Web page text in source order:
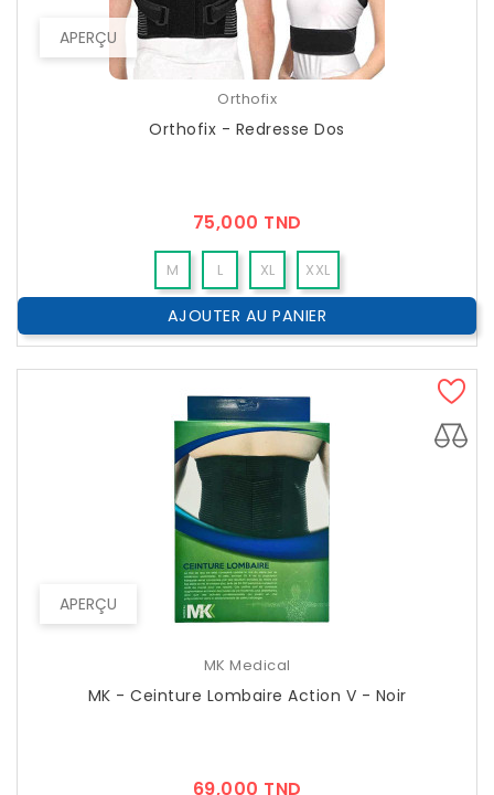
APERÇU
Orthofix
Orthofix - Redresse Dos
75,000 TND
M L XL XXL
AJOUTER AU PANIER
APERÇU
MK Medical
MK - Ceinture Lombaire Action V - Noir
69,000 TND